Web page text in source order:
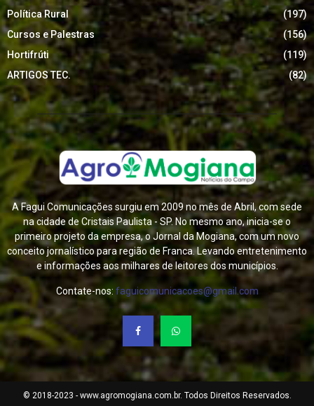
Política Rural
(197)
Cursos e Palestras
(156)
Hortifrúti
(119)
ARTIGOS TEC.
(82)
A Fagui Comunicações surgiu em 2009 no mês de Abril, com sede
na cidade de Cristais Paulista - SP. No mesmo ano, inicia-se o
primeiro projeto da empresa, o Jornal da Mogiana, com um novo
conceito jornalístico para região de Franca. Levando entretenimento
e informações aos milhares de leitores dos municípios.
Contate-nos: faguicomunicacoes@gmail.com
© 2018-2023 - www.agromogiana.com.br. Todos Direitos Reservados.